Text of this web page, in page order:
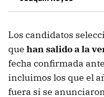
Los candidatos
que han salido a la
fecha confirmada
incluimos los que el
fuera si se